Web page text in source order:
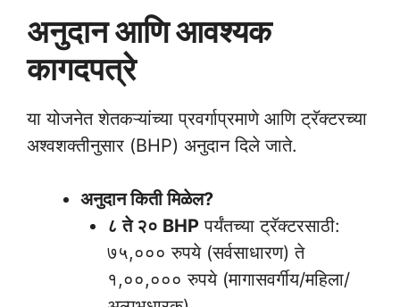
अनुदान आणि आवश्यक
कागदपत्रे
या योजनेत शेतकऱ्यांच्या प्रवर्गाप्रमाणे आणि ट्रॅक्टरच्या
अश्वशक्तीनुसार (BHP) अनुदान दिले जाते.
अनुदान किती मिळेल?
८ ते २० BHP पर्यंतच्या ट्रॅक्टरसाठी:
७५,००० रुपये (सर्वसाधारण) ते
१,००,००० रुपये (मागासवर्गीय/महिला/